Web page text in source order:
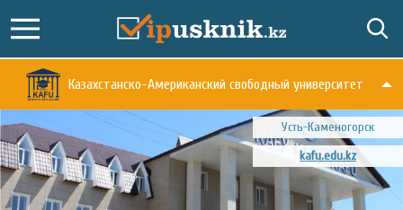
Казахстанско-Американский свободный университет
Усть-Каменогорск
kafu.edu.kz